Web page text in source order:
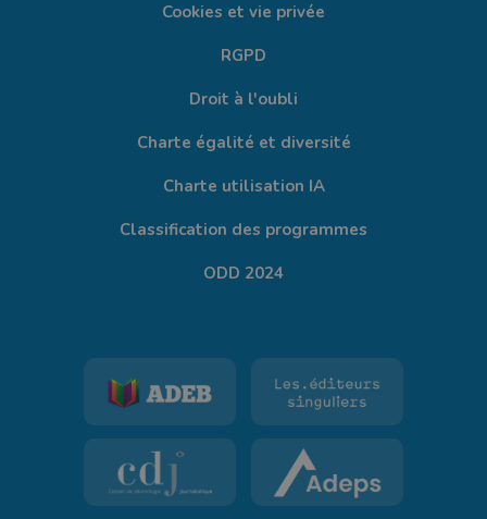
Cookies et vie privée
RGPD
Droit à l'oubli
Charte égalité et diversité
Charte utilisation IA
Classification des programmes
ODD 2024